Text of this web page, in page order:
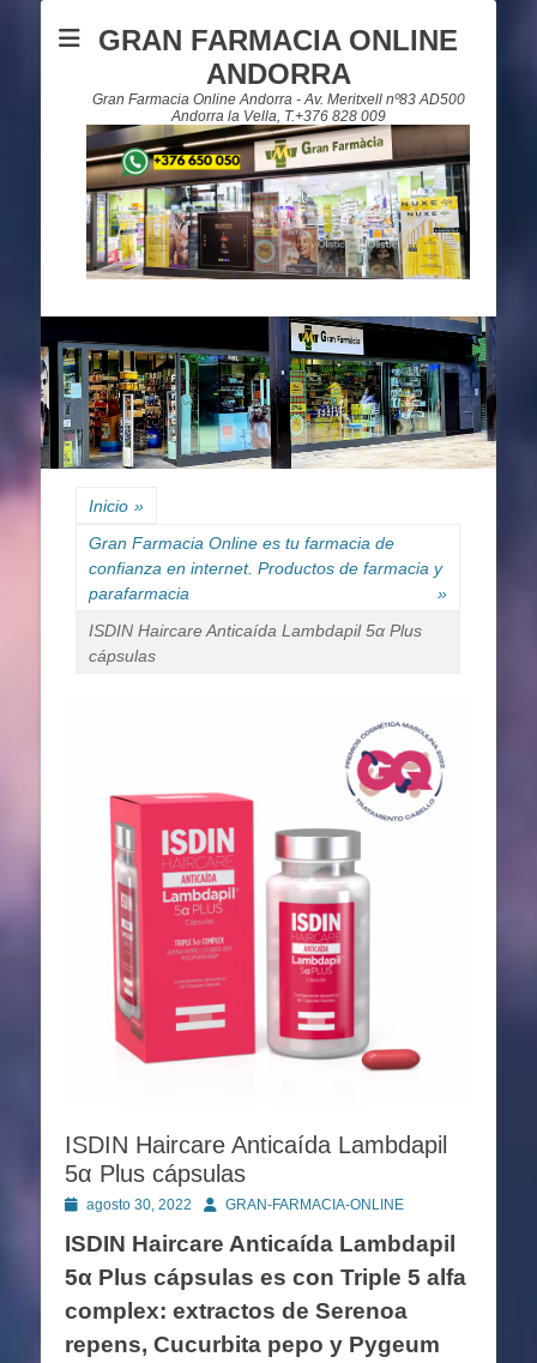
GRAN FARMACIA ONLINE
ANDORRA
Gran Farmacia Online Andorra - Av. Meritxell nº83 AD500
Andorra la Vella, T.+376 828 009
Inicio »
Gran Farmacia Online es tu farmacia de
confianza en internet. Productos de farmacia y
parafarmacia
»
ISDIN Haircare Anticaída Lambdapil 5α Plus
cápsulas
ISDIN Haircare Anticaída Lambdapil
5α Plus cápsulas
Publicado
agosto 30, 2022 AutorGRAN-FARMACIA-ONLINE
ISDIN Haircare Anticaída Lambdapil
5α Plus cápsulas es con Triple 5 alfa
complex: extractos de Serenoa
repens, Cucurbita pepo y Pygeum